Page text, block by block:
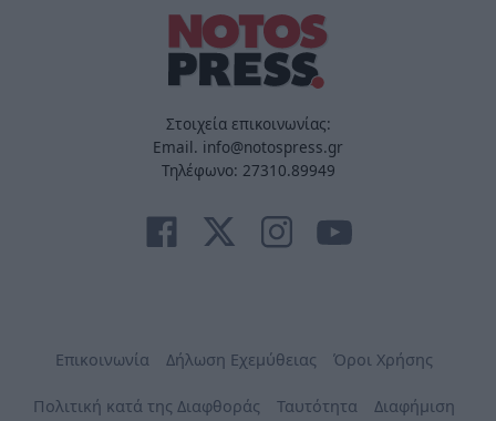
Στοιχεία επικοινωνίας:
Email. info@notospress.gr
Τηλέφωνο: 27310.89949
Επικοινωνία Δήλωση Εχεμύθειας Όροι Χρήσης
Πολιτική κατά της Διαφθοράς Ταυτότητα Διαφήμιση